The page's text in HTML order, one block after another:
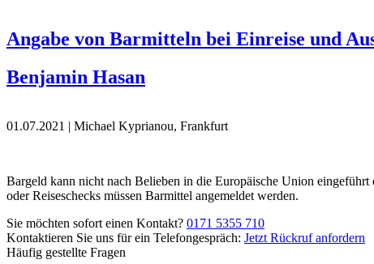
Angabe von Barmitteln bei Einreise und
Benjamin Hasan
01.07.2021 | Michael Kyprianou, Frankfurt
Bargeld kann nicht nach Belieben in die Europäische Union
oder Reiseschecks müssen Barmittel angemeldet werden.
Sie möchten sofort einen Kontakt? 0171 5355 710
Kontaktieren Sie uns für ein Telefongespräch: Jetzt Rückruf anfordern
Häufig gestellte Fragen